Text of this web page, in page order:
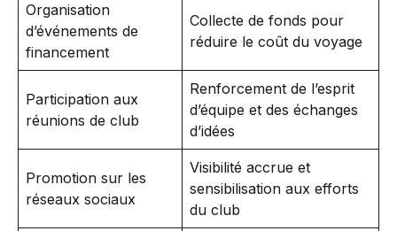
Organisation
d’événements de
financement
Collecte de fonds pour
réduire le coût du voyage
Participation aux
réunions de club
Renforcement de l’esprit
d’équipe et des échanges
d’idées
Promotion sur les
réseaux sociaux
Visibilité accrue et
sensibilisation aux efforts
du club